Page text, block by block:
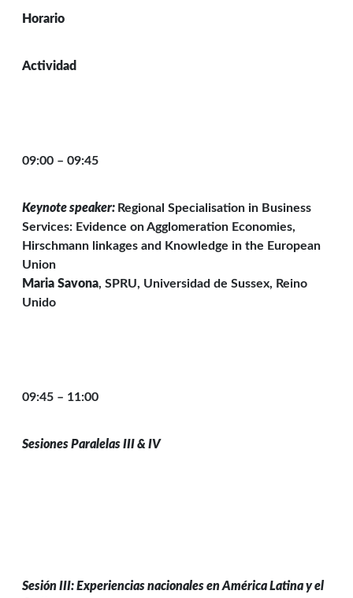
Horario
Actividad
09:00 – 09:45
Keynote speaker: Regional Specialisation in Business
Services: Evidence on Agglomeration Economies,
Hirschmann linkages and Knowledge in the European
Union
Maria Savona, SPRU, Universidad de Sussex, Reino
Unido
09:45 – 11:00
Sesiones Paralelas III & IV
Sesión III: Experiencias nacionales en América Latina y el